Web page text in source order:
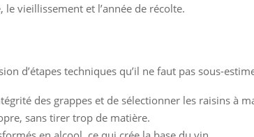
vieillissement et l’année de récolte.
d’étapes techniques qu’il ne faut pas sous-
des grappes et de sélectionner les raisins à
sans tirer trop de matière.